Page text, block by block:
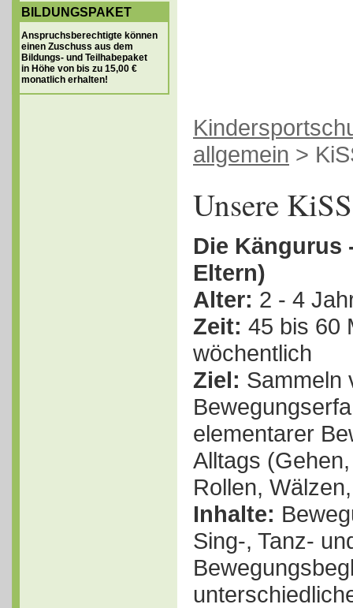
BILDUNGSPAKET
Anspruchsberechtigte können
einen Zuschuss aus dem
Bildungs- und Teilhabepaket
in Höhe von bis zu 15,00 €
monatlich erhalten!
allgemein >
Unsere
Die Kängurus
Eltern)
Alter: 2 - 4
Zeit: 45 bis 60
wöchentlich
Ziel: Sammeln
elementarer
Alltags
Rollen,
Inhalte:
Sing-, Tanz-